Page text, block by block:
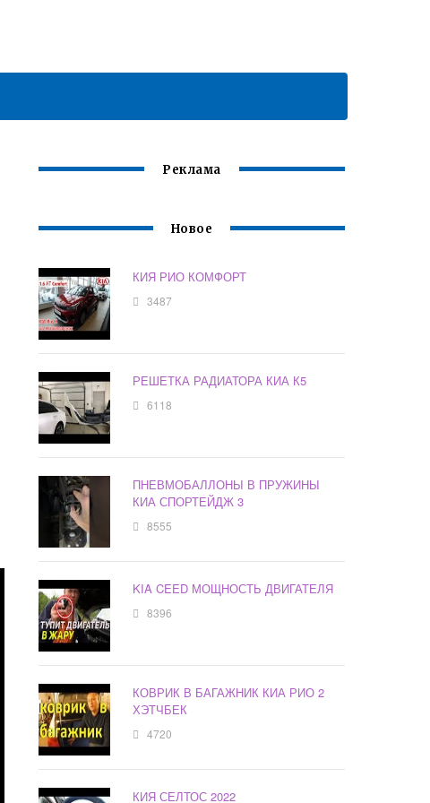
Реклама
Новое
КИЯ РИО КОМФОРТ
3487
РЕШЕТКА РАДИАТОРА КИА К5
6118
ПНЕВМОБАЛЛОНЫ В ПРУЖИНЫ
КИА СПОРТЕЙДЖ 3
8555
KIA CEED МОЩНОСТЬ ДВИГАТЕЛЯ
8396
КОВРИК В БАГАЖНИК КИА РИО 2
ХЭТЧБЕК
4720
КИЯ СЕЛТОС 2022